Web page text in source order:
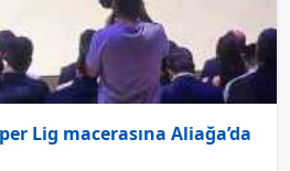
Lig macerasına Aliağa’da